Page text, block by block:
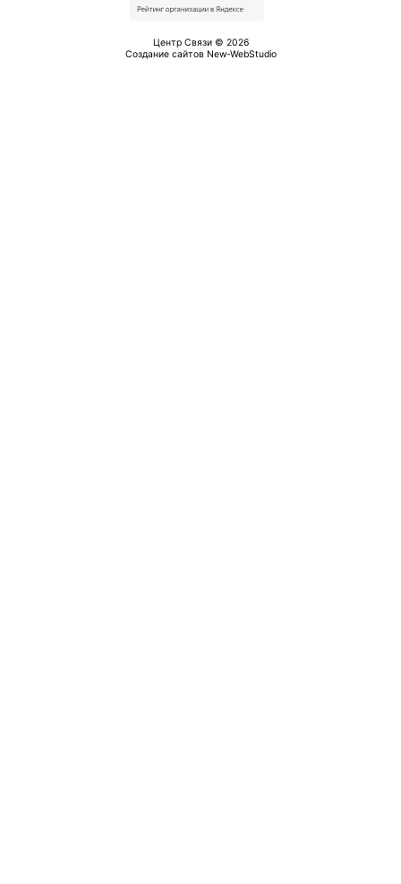
Центр Связи © 2026
Создание сайтов New-WebStudio